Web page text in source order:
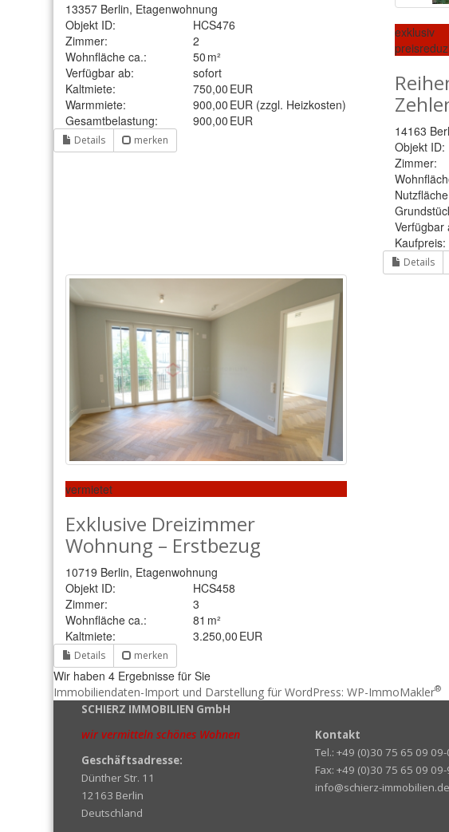
13357 Berlin, Etagenwohnung
Objekt ID:
HCS476
Zimmer:
2
Wohnfläche ca.:
50 m²
Verfügbar ab:
sofort
Kaltmiete:
750,00 EUR
Warmmiete:
900,00 EUR (zzgl. Heizkosten)
Gesamtbelastung:
900,00 EUR
Details merken
exklusiv
14163
Objekt ID:
Zimmer:
Verfügbar
Kaufpreis:
Details
vermietet
Exklusive Dreizimmer
Wohnung – Erstbezug
10719 Berlin, Etagenwohnung
Objekt ID:
HCS458
Zimmer:
3
Wohnfläche ca.:
81 m²
Kaltmiete:
3.250,00 EUR
Details merken
Wir haben 4 Ergebnisse für Sie
Immobiliendaten-Import und Darstellung für WordPress: WP-ImmoMakler®
SCHIERZ IMMOBILIEN GmbH
wir vermitteln schönes Wohnen
Geschäftsadresse:
Dünther Str. 11
12163 Berlin
Deutschland
Kontakt
Tel.: +49 (0)30 75 65 09 09-
Fax: +49 (0)30 75 65 09 09-
info@schierz-immobilien.de